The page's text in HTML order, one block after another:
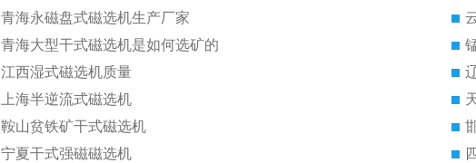
青海永磁盘式磁选机生产厂家
青海大型干式磁选机是如何选矿的
江西湿式磁选机质量
上海半逆流式磁选机
鞍山贫铁矿干式磁选机
宁夏干式强磁磁选机